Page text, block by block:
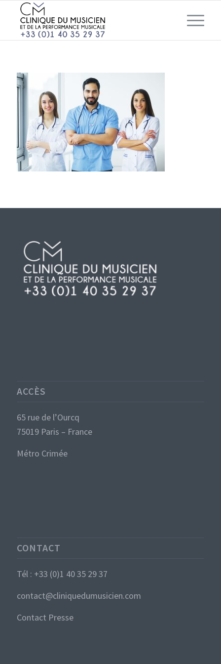
ACCÈS
65 rue de l’Ourcq
75019 Paris – France
Métro Crimée
CONTACT
Tél : +33 (0)1 40 35 29 37
contact@cliniquedumusicien.com
Contact Presse